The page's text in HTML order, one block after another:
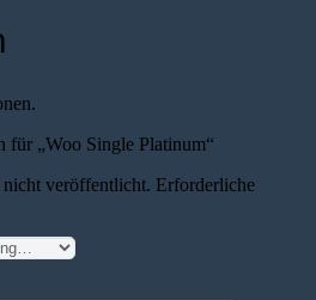
für „Woo Single Platinum“
veröffentlicht. Erforderliche